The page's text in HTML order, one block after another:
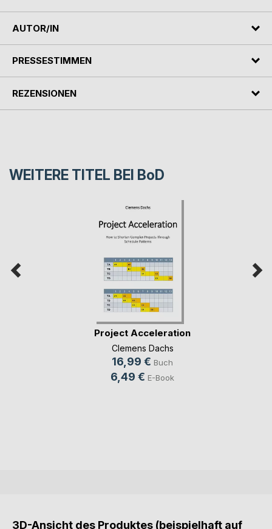
AUTOR/IN
PRESSESTIMMEN
REZENSIONEN
WEITERE TITEL BEI BoD
Project Acceleration
Clemens Dachs
16,99 € Buch
6,49 € E-Book
3D-Ansicht des Produktes (beispielhaft auf